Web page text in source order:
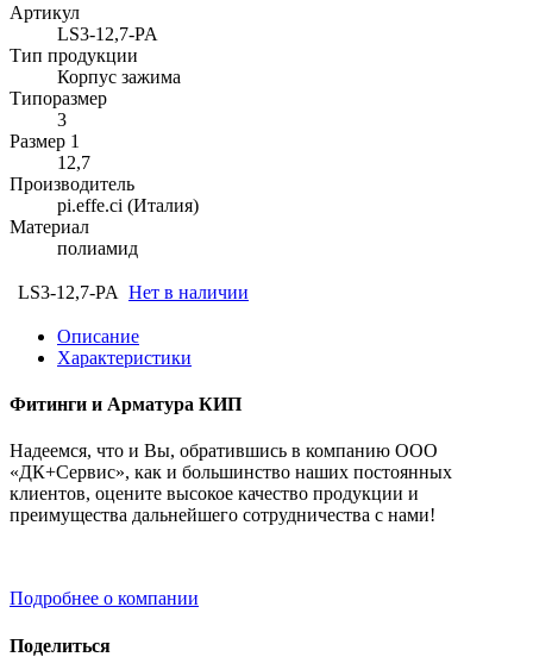
Артикул
LS3-12,7-PA
Тип продукции
Корпус зажима
Типоразмер
3
Размер 1
12,7
Производитель
pi.effe.ci (Италия)
Материал
полиамид
LS3-12,7-PA Нет в наличии
Описание
Характеристики
Фитинги и Арматура КИП
Надеемся, что и Вы, обратившись в компанию ООО
«ДК+Сервис», как и большинство наших постоянных
клиентов, оцените высокое качество продукции и
преимущества дальнейшего сотрудничества с нами!
Подробнее о компании
Поделиться